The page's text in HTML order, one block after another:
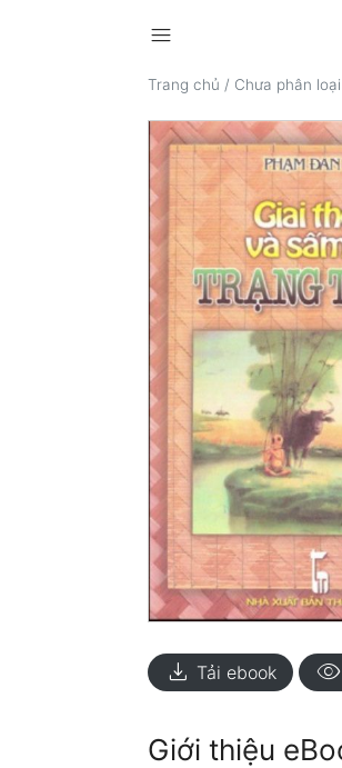
menu
Trang chủ / Chưa phân loại
download Tải ebook visibility
Giới thiệu